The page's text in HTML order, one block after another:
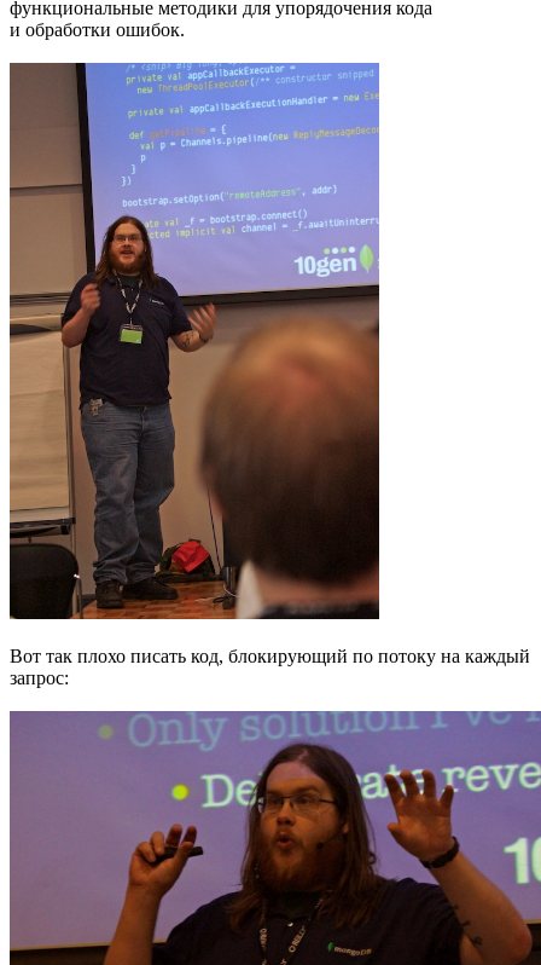
функциональные методики для упорядочения кода
и обработки ошибок.
Вот так плохо писать код, блокирующий по потоку на каждый
запрос: